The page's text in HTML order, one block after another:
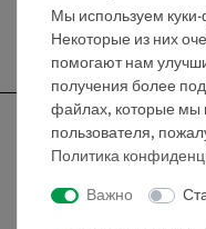
Мы используем
Некоторые из них
помогают нам
получения более
файлах, которые мы
пользователя,
Политика
Важно